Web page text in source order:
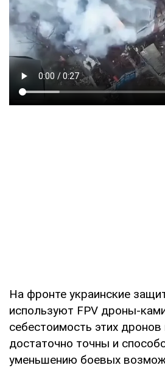
На фронте украинские
используют FPV дроны-
себестоимость этих
достаточно точны и
уменьшению боевых